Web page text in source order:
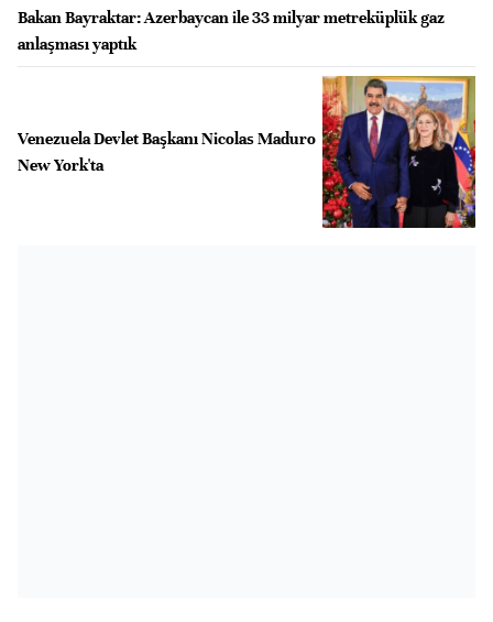
Bakan Bayraktar: Azerbaycan ile 33 milyar metreküplük gaz
anlaşması yaptık
Venezuela Devlet Başkanı Nicolas Maduro
New York'ta